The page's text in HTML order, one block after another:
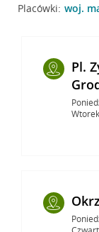
Placówki: woj.
Pl.